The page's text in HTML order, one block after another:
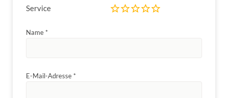
Service
Name *
E-Mail-Adresse *